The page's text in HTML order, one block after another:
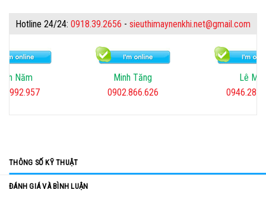
Hotline 24/24: 0918.39.2656 - sieuthimaynenkhi.net@gmail.com
Minh
Tăng
Lê Mai
0946.282.567
THÔNG SỐ KỸ THUẬT
ĐÁNH GIÁ VÀ BÌNH LUẬN